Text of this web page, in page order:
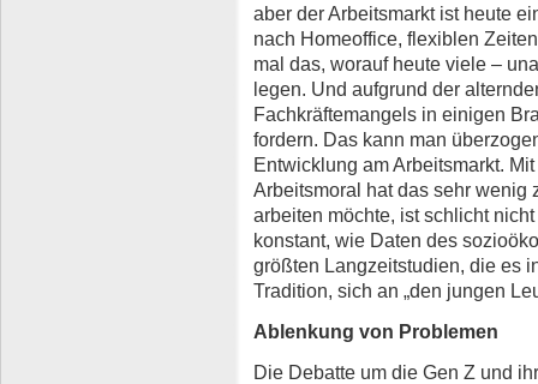
aber der Arbeitsmarkt ist heute
nach Homeoffice, flexiblen
mal das, worauf heute viele –
legen. Und aufgrund der
Fachkräftemangels in einigen
fordern. Das kann man
Entwicklung am Arbeitsmarkt.
Arbeitsmoral hat das sehr wenig
arbeiten möchte, ist schlicht
konstant, wie Daten des
größten Langzeitstudien, die es
Tradition, sich an „den jungen
Ablenkung von Problemen
Die Debatte um die Gen Z und